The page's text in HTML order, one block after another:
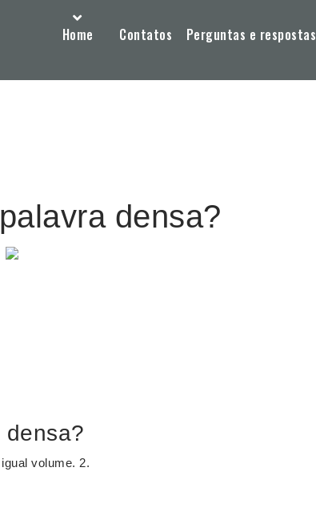
Home Contatos Perguntas e respostas
densa?
igual volume. 2.